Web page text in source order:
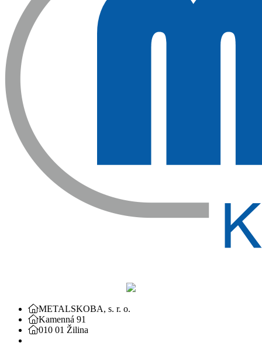
METALSKOBA, s. r. o.
Kamenná 91
010 01 Žilina